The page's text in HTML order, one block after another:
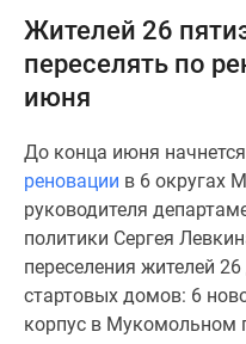
новостройки
Новостройки
карте
предложения
Коммерческие
помещения
Продавцы
застройщики
Панорамы
Жителей 26
переселять по
июня
До конца июня
реновации в 6 округах
руководителя
политики Сергея
переселения жителей
стартовых домов: 6
корпус в Мукомольном